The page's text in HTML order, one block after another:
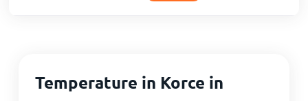
Temperature in Korce in